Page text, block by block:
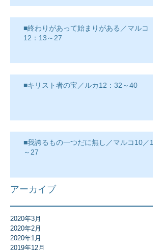
■終わりがあって始まりがある／マルコ
12：13～27
■キリスト者の宝／ルカ12：32～40
■我誇るもの一つだに無し／マルコ10／17
～27
アーカイブ
2020年3月
2020年2月
2020年1月
2019年12月